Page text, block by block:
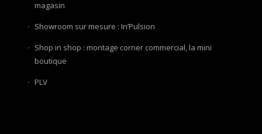
magasin
Showroom sur mesure : In’Pulsion
Shop in shop : montage corner commercial, la mini
boutique
PLV